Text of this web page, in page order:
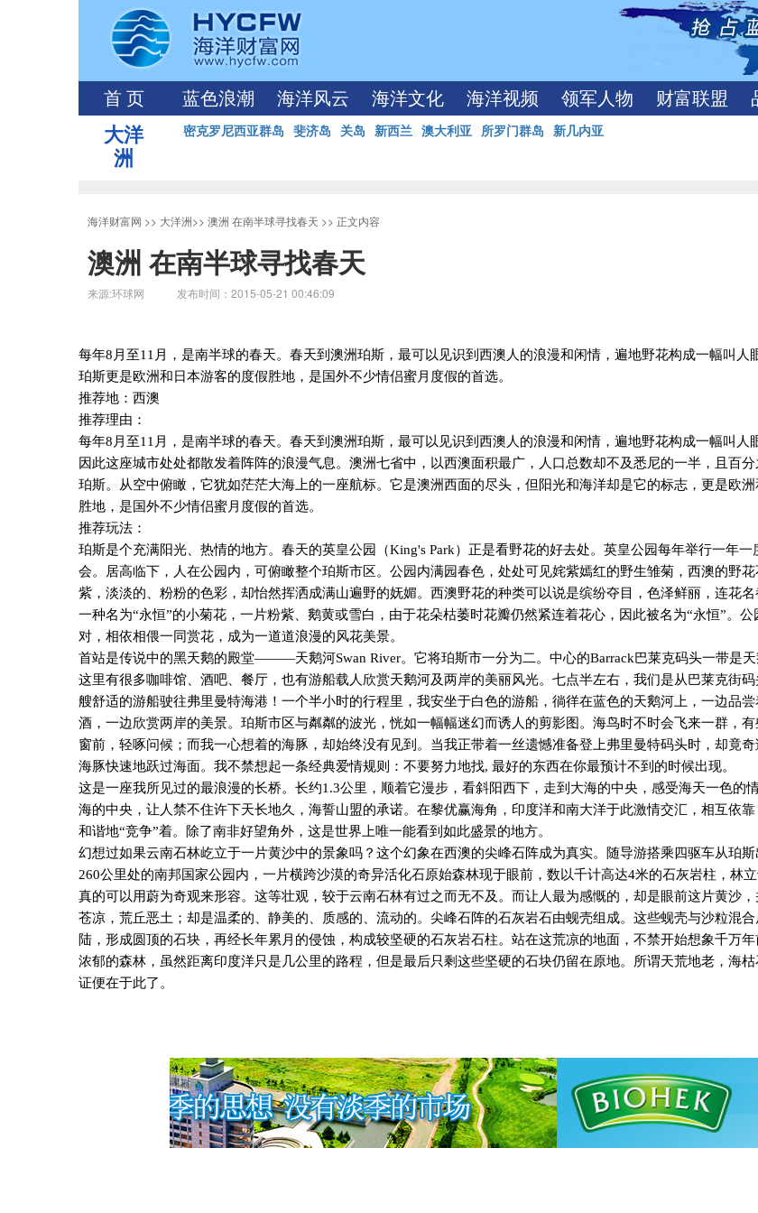
首 页 蓝色浪潮 海洋风云 海洋文化 海洋视频 领军人物 财富联盟
大洋
洲
密克罗尼西亚群岛 斐济岛 关岛 新西兰 澳大利亚 所罗门群岛 新几内亚
海洋财富网 >> 大洋洲>> 澳洲 在南半球寻找春天 >> 正文内容
澳洲 在南半球寻找春天
来源:环球网 发布时间：2015-05-21 00:46:09
每年8 月至11 月，是南半球的春天。春天到澳洲珀斯，最可以见识到西澳人的浪漫和闲情，遍地野花构成一幅叫人
珀斯更是欧洲和日本游客的度假胜地，是国外不少情侣蜜月度假的首选。
推荐地：西澳
推荐理由：
每年8 月至11 月，是南半球的春天。春天到澳洲珀斯，最可以见识到西澳人的浪漫和闲情，遍地野花构成一幅叫人
因此这座城市处处都散发着阵阵的浪漫气息。澳洲七省中，以西澳面积最广，人口总数却不及悉尼的一半，且百
珀斯。从空中俯瞰，它犹如茫茫大海上的一座航标。它是澳洲西面的尽头，但阳光和海洋却是它的标志，更是欧
胜地，是国外不少情侣蜜月度假的首选。
推荐玩法：
珀斯是个充满阳光、热情的地方。春天的英皇公园（King's Park）正是看野花的好去处。英皇公园每年举行一年一
会。居高临下，人在公园内，可俯瞰整个珀斯市区。公园内满园春色，处处可见姹紫嫣红的野生雏菊，西澳的野
紫，淡淡的、粉粉的色彩，却怡然挥洒成满山遍野的妩媚。西澳野花的种类可以说是缤纷夺目，色泽鲜丽，连花
一种名为“永恒”的小菊花，一片粉紫、鹅黄或雪白，由于花朵枯萎时花瓣仍然紧连着花心，因此被名为“永恒”。
对，相依相偎一同赏花，成为一道道浪漫的风花美景。
首站是传说中的黑天鹅的殿堂———天鹅河Swan River。它将珀斯市一分为二。中心的Barrack巴莱克码头一带是
这里有很多咖啡馆、酒吧、餐厅，也有游船载人欣赏天鹅河及两岸的美丽风光。七点半左右，我们是从巴莱克街
艘舒适的游船驶往弗里曼特海港！一个半小时的行程里，我安坐于白色的游船，徜徉在蓝色的天鹅河上，一边品
酒，一边欣赏两岸的美景。珀斯市区与粼粼的波光，恍如一幅幅迷幻而诱人的剪影图。海鸟时不时会飞来一群，
窗前，轻啄问候；而我一心想着的海豚，却始终没有见到。当我正带着一丝遗憾准备登上弗里曼特码头时，却竟奇
海豚快速地跃过海面。我不禁想起一条经典爱情规则：不要努力地找, 最好的东西在你最预计不到的时候出现。
这是一座我所见过的最浪漫的长桥。长约1.3公里，顺着它漫步，看斜阳西下，走到大海的中央，感受海天一色的
海的中央，让人禁不住许下天长地久，海誓山盟的承诺。在黎优赢海角，印度洋和南大洋于此激情交汇，相互依靠
和谐地“竞争”着。除了南非好望角外，这是世界上唯一能看到如此盛景的地方。
幻想过如果云南石林屹立于一片黄沙中的景象吗？这个幻象在西澳的尖峰石阵成为真实。随导游搭乘四驱车从珀
260公里处的南邦国家公园内，一片横跨沙漠的奇异活化石原始森林现于眼前，数以千计高达4米的石灰岩柱，林
真的可以用蔚为奇观来形容。这等壮观，较于云南石林有过之而无不及。而让人最为感慨的，却是眼前这片黄沙，
苍凉，荒丘恶土；却是温柔的、静美的、质感的、流动的。尖峰石阵的石灰岩石由蚬壳组成。这些蚬壳与沙粒混
陆，形成圆顶的石块，再经长年累月的侵蚀，构成较坚硬的石灰岩石柱。站在这荒凉的地面，不禁开始想象千万
浓郁的森林，虽然距离印度洋只是几公里的路程，但是最后只剩这些坚硬的石块仍留在原地。所谓天荒地老，海
证便在于此了。